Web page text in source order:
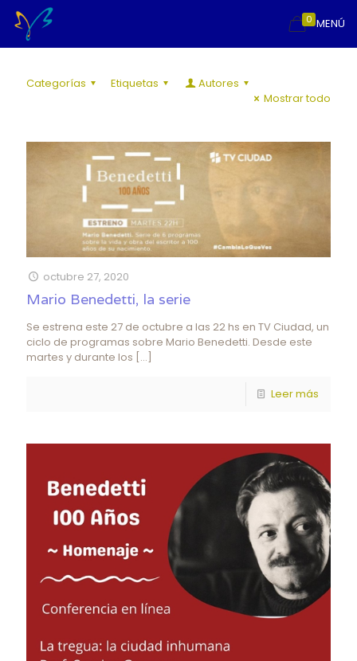
MENÚ
0
Categorías Etiquetas
Autores
Mostrar todo
octubre 27, 2020
Mario Benedetti, la serie
Se estrena este 27 de octubre a las 22 hs en TV Ciudad, un
ciclo de programas sobre Mario Benedetti. Desde este
martes y durante los […]
Leer más